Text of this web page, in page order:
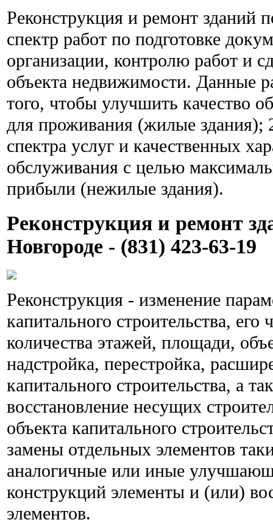
Реконструкция и ремонт зданий
спектр работ по подготовке
организации, контролю работ и
объекта недвижимости. Данные
того, чтобы улучшить качество
для проживания (жилые здания);
спектра услуг и качественных
обслуживания с целью
прибыли (нежилые здания).
Реконструкция и ремонт
Новгороде - (831) 423-63-19
Реконструкция - изменение
капитального строительства, его
количества этажей, площади,
надстройка, перестройка,
капитального строительства, а
восстановление несущих
объекта капитального
замены отдельных элементов
аналогичные или иные
конструкций элементы и (или)
элементов.